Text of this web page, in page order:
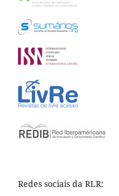
Redes sociais da RLR: